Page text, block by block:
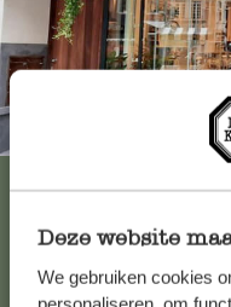
Deze website
We gebruiken cookies
Immer in